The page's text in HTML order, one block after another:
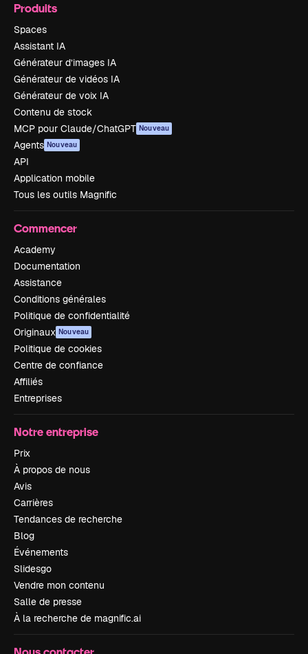
Produits
Spaces
Assistant IA
Générateur d’images IA
Générateur de vidéos IA
Générateur de voix IA
Contenu de stock
MCP pour Claude/ChatGPT Nouveau
Agents Nouveau
API
Application mobile
Tous les outils Magnific
Commencer
Academy
Documentation
Assistance
Conditions générales
Politique de confidentialité
Originaux Nouveau
Politique de cookies
Centre de confiance
Affiliés
Entreprises
Notre entreprise
Prix
À propos de nous
Avis
Carrières
Tendances de recherche
Blog
Événements
Slidesgo
Vendre mon contenu
Salle de presse
À la recherche de magnific.ai